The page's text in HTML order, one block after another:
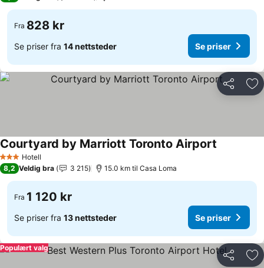
Fra 828 kr
Se priser fra 14 nettsteder Se priser
Del
3 StjernerHotell
Courtyard by Marriott Toronto Airport
8,2 Veldig bra 3 215 15.0 km til Casa Loma
Fra 1 120 kr
Se priser fra 13 nettsteder Se priser
Del
Populært valg